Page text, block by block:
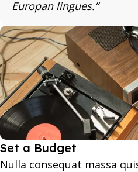
Europan lingues.”
Set a Budget
Nulla consequat massa